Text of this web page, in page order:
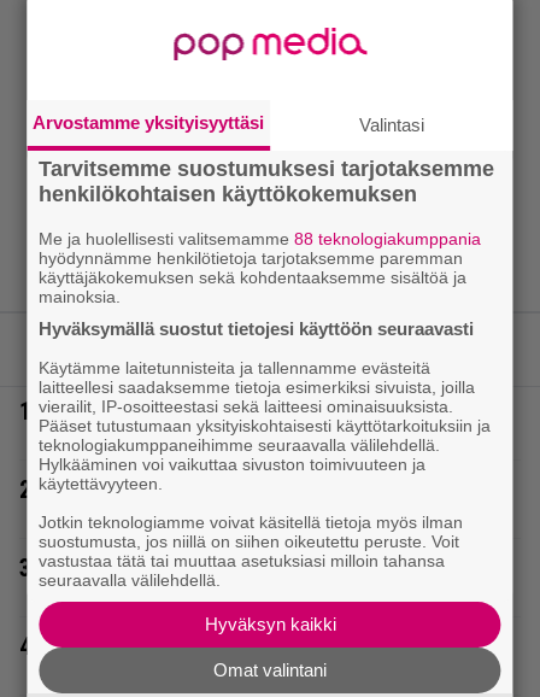
1.
Laulaja Mirellan rantakuvat ovat täynnä lomaa,
aurinkoa ja iloa
2.
Poliisilla tehovalvonta – tästä kysymys ja näin
3.
Jani Sieviseltä harvinainen kuva – ”Kaikki lapset
samaan aikaan”
4.
Diandra julkaisi upeita kuvia Helsingistä – ”Puitteet
Arvostamme yksityisyyttäsi Valintasi
Tarvitsemme suostumuksesi tarjotaksemme
henkilökohtaisen käyttökokemuksen
Me ja huolellisesti valitsemamme88 teknologiakumppania
hyödynnämme henkilötietoja tarjotaksemme paremman
käyttäjäkokemuksen sekä kohdentaaksemme sisältöä ja
mainoksia.
Hyväksymällä suostut tietojesi käyttöön seuraavasti
Käytämme laitetunnisteita ja tallennamme evästeitä
laitteellesi saadaksemme tietoja esimerkiksi sivuista, joilla
vierailit, IP-osoitteestasi sekä laitteesi ominaisuuksista.
Pääset tutustumaan yksityiskohtaisesti käyttötarkoituksiin ja
teknologiakumppaneihimme seuraavalla välilehdellä.
Hylkääminen voi vaikuttaa sivuston toimivuuteen ja
käytettävyyteen.
Jotkin teknologiamme voivat käsitellä tietoja myös ilman
suostumusta, jos niillä on siihen oikeutettu peruste. Voit
vastustaa tätä tai muuttaa asetuksiasi milloin tahansa
seuraavalla välilehdellä.
Hyväksyn kaikki
Omat valintani